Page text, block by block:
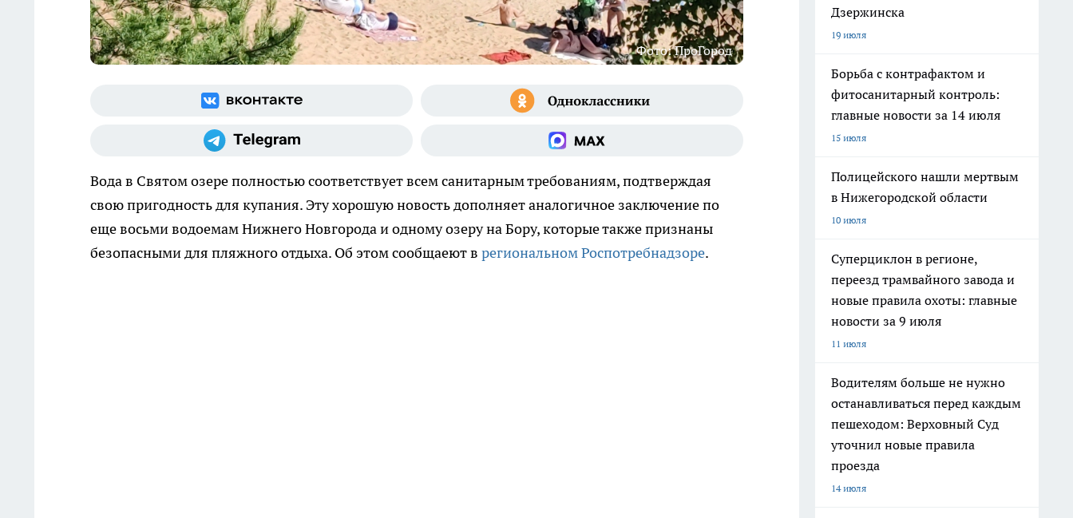
Фото: ПроГород
Вода в Святом озере полностью соответствует всем санитарным требованиям, подтверждая
свою пригодность для купания. Эту хорошую новость дополняет аналогичное заключение по
еще восьми водоемам Нижнего Новгорода и одному озеру на Бору, которые также признаны
безопасными для пляжного отдыха. Об этом сообщаеют в региональном Роспотребнадзоре.
Дзержинска
19 июля
Борьба с контрафактом и
фитосанитарный контроль:
главные новости за 14 июля
15 июля
Полицейского нашли мертвым
в Нижегородской области
10 июля
Суперциклон в регионе,
переезд трамвайного завода и
новые правила охоты: главные
новости за 9 июля
11 июля
Водителям больше не нужно
останавливаться перед каждым
пешеходом: Верховный Суд
уточнил новые правила
проезда
14 июля